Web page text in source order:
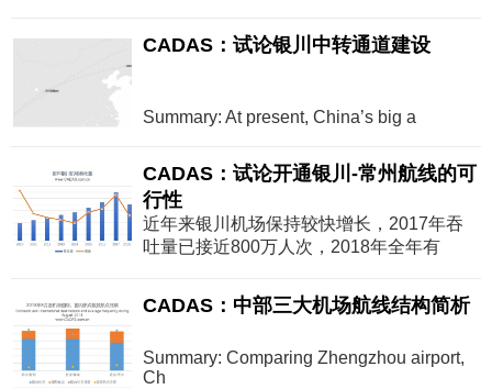
CADAS：试论银川中转通道建设
Summary: At present, China’s big a
CADAS：试论开通银川-常州航线的可
行性
近年来银川机场保持较快增长，2017年吞
吐量已接近800万人次，2018年全年有
CADAS：中部三大机场航线结构简析
Summary: Comparing Zhengzhou airport,
Ch